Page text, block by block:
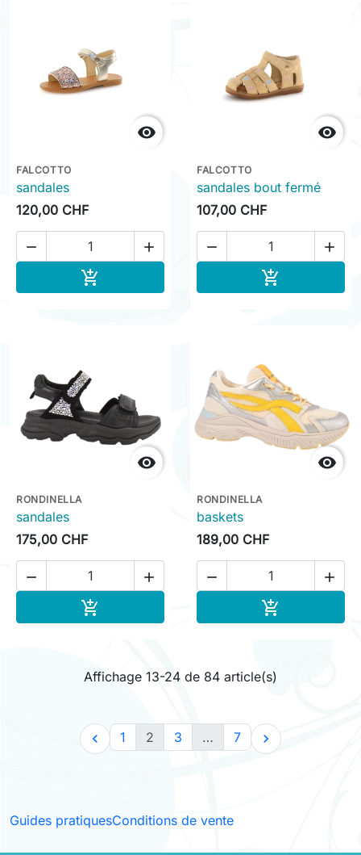

FALCOTTO
sandales
120,00 CHF
 


FALCOTTO
sandales bout fermé
107,00 CHF
 


RONDINELLA
sandales
175,00 CHF
 


RONDINELLA
baskets
189,00 CHF
 

Affichage 13-24 de 84 article(s)
 1 2 3 … 7 
Guides pratiquesConditions de vente